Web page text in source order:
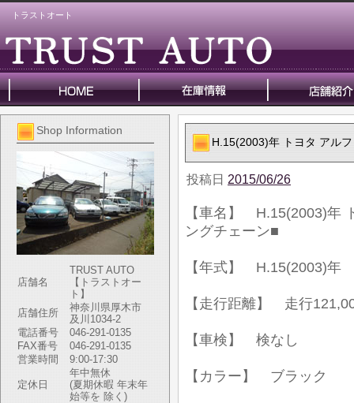
トラストオート
Shop Information
店舗名
TRUST AUTO
【トラストオー
ト】
店舗住所
神奈川県厚木市
及川1034-2
電話番号
046-291-0135
FAX番号
046-291-0135
営業時間
9:00-17:30
定休日
年中無休
(夏期休暇 年末年
始等を 除く)
H.15(2003)年 トヨタ アル
投稿日 2015/06/26
【車名】 H.15(2003)年
ングチェーン■
【年式】 H.15(2003)年
【走行距離】 走行
【車検】 検なし
【カラー】 ブラック